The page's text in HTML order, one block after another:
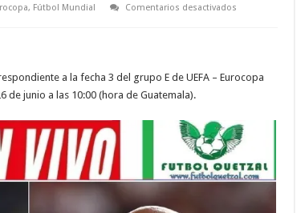
, Fútbol Mundial Comentarios desactivadosen
GRATIS
2024
a la fecha 3 del grupo E de UEFA – Eurocopa
de junio a las 10:00 (hora de Guatemala).